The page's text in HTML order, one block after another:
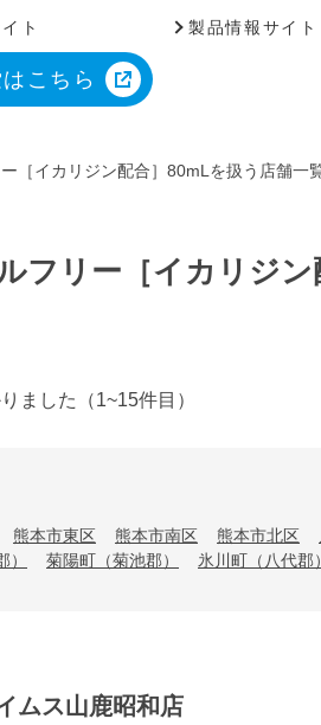
ト 製品情報サイト
こちら
［イカリジン配合］80mLを扱う店舗一
フリー［イカリジ
ました （1~15件目）
熊本市東区 熊本市南区 熊本市北区
菊陽町（菊池郡） 氷川町（八代郡
ムス山鹿昭和店